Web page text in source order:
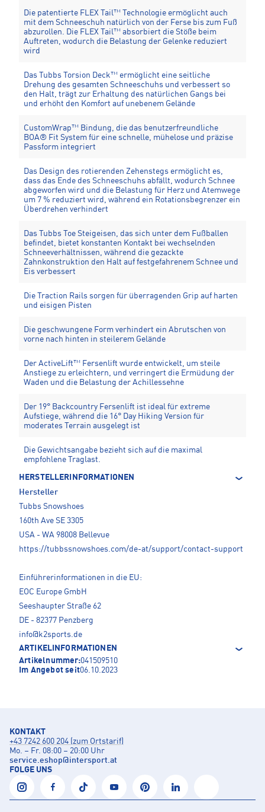
Die patentierte FLEX Tail™ Technologie ermöglicht auch
mit dem Schneeschuh natürlich von der Ferse bis zum Fuß
abzurollen. Die FLEX Tail™ absorbiert die Stöße beim
Auftreten, wodurch die Belastung der Gelenke reduziert
wird
Das Tubbs Torsion Deck™ ermöglicht eine seitliche
Drehung des gesamten Schneeschuhs und verbessert so
den Halt, trägt zur Erhaltung des natürlichen Gangs bei
und erhöht den Komfort auf unebenem Gelände
CustomWrap™ Bindung, die das benutzerfreundliche
BOA® Fit System für eine schnelle, mühelose und präzise
Passform integriert
Das Design des rotierenden Zehenstegs ermöglicht es,
dass das Ende des Schneeschuhs abfällt, wodurch Schnee
abgeworfen wird und die Belastung für Herz und Atemwege
um 7 % reduziert wird, während ein Rotationsbegrenzer ein
Überdrehen verhindert
Das Tubbs Toe Steigeisen, das sich unter dem Fußballen
befindet, bietet konstanten Kontakt bei wechselnden
Schneeverhältnissen, während die gezackte
Zahnkonstruktion den Halt auf festgefahrenem Schnee und
Eis verbessert
Die Traction Rails sorgen für überragenden Grip auf harten
und eisigen Pisten
Die geschwungene Form verhindert ein Abrutschen von
vorne nach hinten in steilerem Gelände
Der ActiveLift™ Fersenlift wurde entwickelt, um steile
Anstiege zu erleichtern, und verringert die Ermüdung der
Waden und die Belastung der Achillessehne
Der 19° Backcountry Fersenlift ist ideal für extreme
Aufstiege, während die 16° Day Hiking Version für
moderates Terrain ausgelegt ist
Die Gewichtsangabe bezieht sich auf die maximal
empfohlene Traglast.
HERSTELLERINFORMATIONEN
Hersteller
Tubbs Snowshoes
160th Ave SE 3305
USA - WA 98008 Bellevue
https://tubbssnowshoes.com/de-at/support/contact-support
Einführerinformationen in die EU:
EOC Europe GmbH
Seeshaupter Straße 62
DE - 82377 Penzberg
info@k2sports.de
ARTIKELINFORMATIONEN
Artikelnummer:041509510
Im Angebot seit06.10.2023
KONTAKT
+43 7242 600 204 (zum Ortstarif)
Mo. – Fr. 08:00 – 20:00 Uhr
service.eshop@intersport.at
FOLGE UNS